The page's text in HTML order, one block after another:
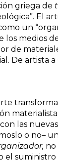
griega de
El
un
los medios
de
De artista a
las
o no–
no
el suministro